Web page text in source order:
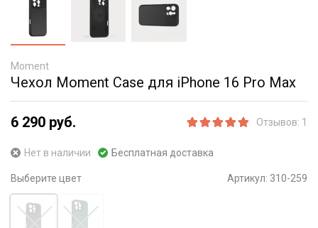
Moment
Чехол Moment Case для iPhone 16 Pro Max
6 290 руб. Отзывов: 1
Нет в наличии Бесплатная доставка
Выберите цвет Артикул: 310-259